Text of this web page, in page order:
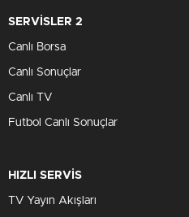
SERVİSLER 2
Canlı Borsa
Canlı Sonuçlar
Canlı TV
Futbol Canlı Sonuçlar
HIZLI SERVİS
TV Yayın Akışları